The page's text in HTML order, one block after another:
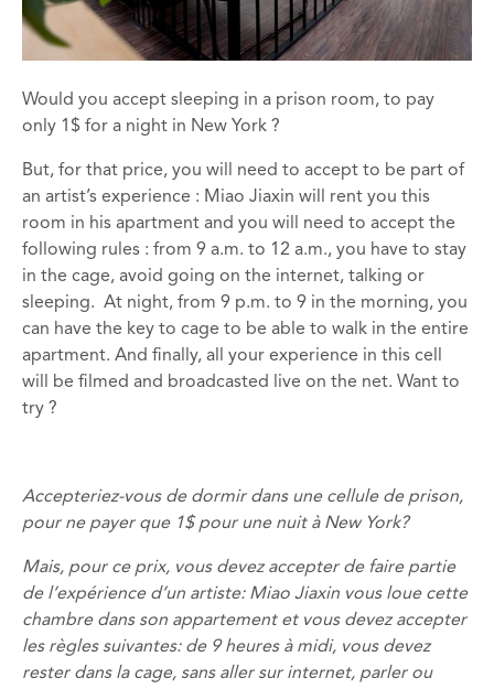
Would you accept sleeping in a prison room, to pay
only 1$ for a night in New York ?
But, for that price, you will need to accept to be part of
an artist’s experience : Miao Jiaxin will rent you this
room in his apartment and you will need to accept the
following rules : from 9 a.m. to 12 a.m., you have to stay
in the cage, avoid going on the internet, talking or
sleeping. At night, from 9 p.m. to 9 in the morning, you
can have the key to cage to be able to walk in the entire
apartment. And finally, all your experience in this cell
will be filmed and broadcasted live on the net. Want to
try ?
Accepteriez-vous de dormir dans une cellule de prison,
pour ne payer que 1$ pour une nuit à New York?
Mais, pour ce prix, vous devez accepter de faire partie
de l’expérience d’un artiste: Miao Jiaxin vous loue cette
chambre dans son appartement et vous devez accepter
les règles suivantes: de 9 heures à midi, vous devez
rester dans la cage, sans aller sur internet, parler ou